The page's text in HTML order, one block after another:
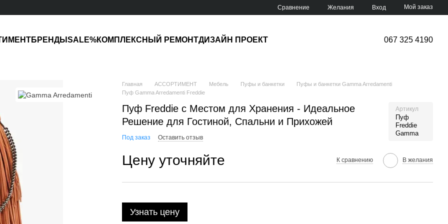
Сравнение Желания Вход Мой заказ
БРЕНДЫ SALE%КОМПЛЕКСНЫЙ РЕМОНТДИЗАЙН ПРОЕКТ 067 325 4190
Главная АССОРТИМЕНТ Мебель Пуфы и банкетки
Пуфы и банкетки Gamma Arredamenti
Пуф Gamma Arredamenti Freddie
Пуф Freddie с Местом для Хранения - Идеальное
Решение для Гостиной, Спальни и Прихожей
Артикул
Пуф
Freddie
Gamma
Под заказ Оставить отзыв
Цену уточняйте К сравнению В желания
Узнать цену